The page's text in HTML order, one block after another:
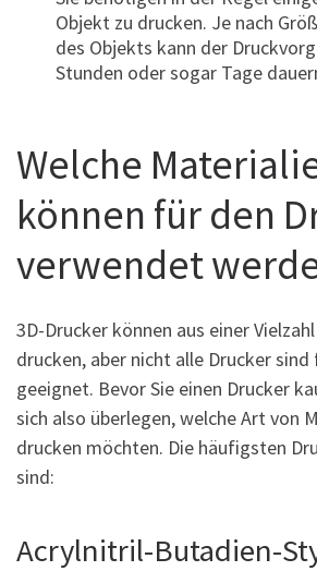
Objekt zu drucken. Je nach
des Objekts kann der
Stunden oder sogar Tage
Welche
können für den
verwendet
3D-Drucker können aus einer
drucken, aber nicht alle Drucker
geeignet. Bevor Sie einen Drucker
sich also überlegen, welche Art von
drucken möchten. Die häufigsten
sind:
Acrylnitril-Butadien-